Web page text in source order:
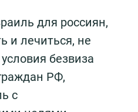
для россиян,
и лечиться, не
безвиза
РФ,
с